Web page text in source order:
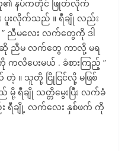
၏ နပ်ကတိုင် ဖြုတ်လိုက်
ပူးလိုက်သည် ။ ရီချို လည်း
” ညီမလေး လက်တွေကို ဒါ
ါဆို ညီမ လက်တွေ ကာလို့ မရ
ကလိပေးမယ် . ခံစားကြည့် ”
။ သူတို့ ငြိုငြင်လို့ မဖြစ်
ရီချို သတ္တိမွေးပြီး လက်ခံ
ချို့ လက်လေး နှစ်ဖက် ကို